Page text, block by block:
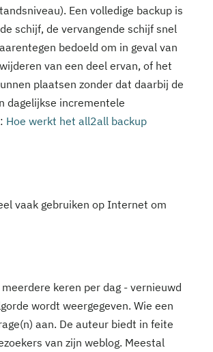
Een volledige backup is
schijf, de vervangende schijf snel
bedoeld om in geval van
van een deel ervan, of het
plaatsen zonder dat daarbij de
dagelijkse incrementele
Hoe werkt het all2all backup
vaak gebruiken op Internet om
keren per dag - vernieuwd
wordt weergegeven. Wie een
aan. De auteur biedt in feite
van zijn weblog. Meestal